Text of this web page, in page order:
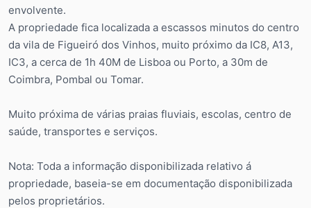
envolvente.
A propriedade fica localizada a escassos minutos do centro
da vila de Figueiró dos Vinhos, muito próximo da IC8, A13,
IC3, a cerca de 1h 40M de Lisboa ou Porto, a 30m de
Coimbra, Pombal ou Tomar.
Muito próxima de várias praias fluviais, escolas, centro de
saúde, transportes e serviços.
Nota: Toda a informação disponibilizada relativo á
propriedade, baseia-se em documentação disponibilizada
pelos proprietários.